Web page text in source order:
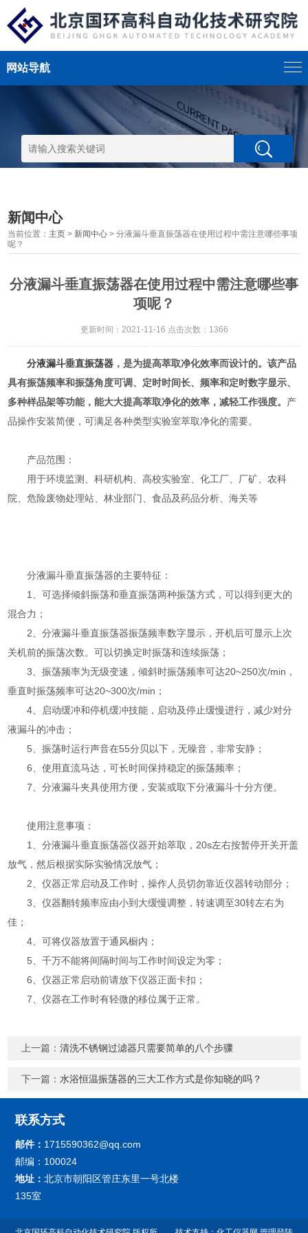
网站导航
新闻中心
当前位置： 主页 > 新闻中心 > 分液漏斗垂直振荡器在使用过程中需注意哪些事项
呢？
分液漏斗垂直振荡器在使用过程中需注意哪些事
项呢？
更新时间：2021-11-16 点击次数：1366
分液漏斗垂直振荡器 ，是为提高萃取净化效率而设计的。该产品
具有振荡频率和振荡角度可调、定时时间长、频率和定时数字显示、
多种样品架等功能，能大大提高萃取净化的效率，减轻工作强度。 产
品操作安装简便，可满足各种类型实验室萃取净化的需要。
产品范围：
用于环境监测、科研机构、高校实验室、化工厂、厂矿、农科
院、危险废物处理站、林业部门、食品及药品分析、海关等
分液漏斗垂直振荡器的主要特征：
1、可选择倾斜振荡和垂直振荡两种振荡方式，可以得到更大的
混合力；
2、分液漏斗垂直振荡器振荡频率数字显示，开机后可显示上次
关机前的振荡次数。可以切换定时振荡和连续振荡；
3、振荡频率为无级变速，倾斜时振荡频率可达20~250次/min，
垂直时振荡频率可达20~300次/min；
4、启动缓冲和停机缓冲技能，启动及停止缓慢进行，减少对分
液漏斗的冲击；
5、振荡时运行声音在55分贝以下，无噪音，非常安静；
6、使用直流马达，可长时间保持稳定的振荡频率；
7、分液漏斗夹具使用方便，安装或取下分液漏斗十分方便。
使用注意事项：
1、分液漏斗垂直振荡器仪器开始萃取，20s左右按暂停开关开盖
放气，然后根据实际实验情况放气；
2、仪器正常启动及工作时，操作人员切勿靠近仪器转动部分；
3、仪器翻转频率应由小到大缓慢调整，转速调至30转左右为
佳；
4、可将仪器放置于通风橱内；
5、千万不能将间隔时间与工作时间设定为零；
6、仪器正常启动前请放下仪器正面卡扣；
7、仪器在工作时有轻微的移位属于正常。
上一篇：清洗不锈钢过滤器只需要简单的八个步骤
下一篇：水浴恒温振荡器的三大工作方式是你知晓的吗？
联系方式
邮件： 1715590362@qq.com
邮编：100024
地址：北京市朝阳区管庄东里一号北楼
135室